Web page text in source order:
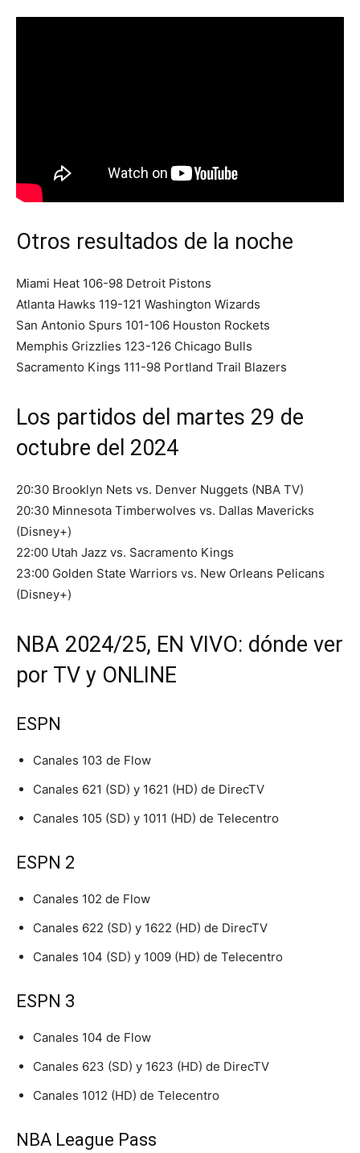
Otros resultados de la noche
Miami Heat 106-98 Detroit Pistons
Atlanta Hawks 119-121 Washington Wizards
San Antonio Spurs 101-106 Houston Rockets
Memphis Grizzlies 123-126 Chicago Bulls
Sacramento Kings 111-98 Portland Trail Blazers
Los partidos del martes 29 de
octubre del 2024
20:30 Brooklyn Nets vs. Denver Nuggets (NBA TV)
20:30 Minnesota Timberwolves vs. Dallas Mavericks
(Disney+)
22:00 Utah Jazz vs. Sacramento Kings
23:00 Golden State Warriors vs. New Orleans Pelicans
(Disney+)
NBA 2024/25, EN VIVO: dónde ver
por TV y ONLINE
ESPN
Canales 103 de Flow
Canales 621 (SD) y 1621 (HD) de DirecTV
Canales 105 (SD) y 1011 (HD) de Telecentro
ESPN 2
Canales 102 de Flow
Canales 622 (SD) y 1622 (HD) de DirecTV
Canales 104 (SD) y 1009 (HD) de Telecentro
ESPN 3
Canales 104 de Flow
Canales 623 (SD) y 1623 (HD) de DirecTV
Canales 1012 (HD) de Telecentro
NBA League Pass